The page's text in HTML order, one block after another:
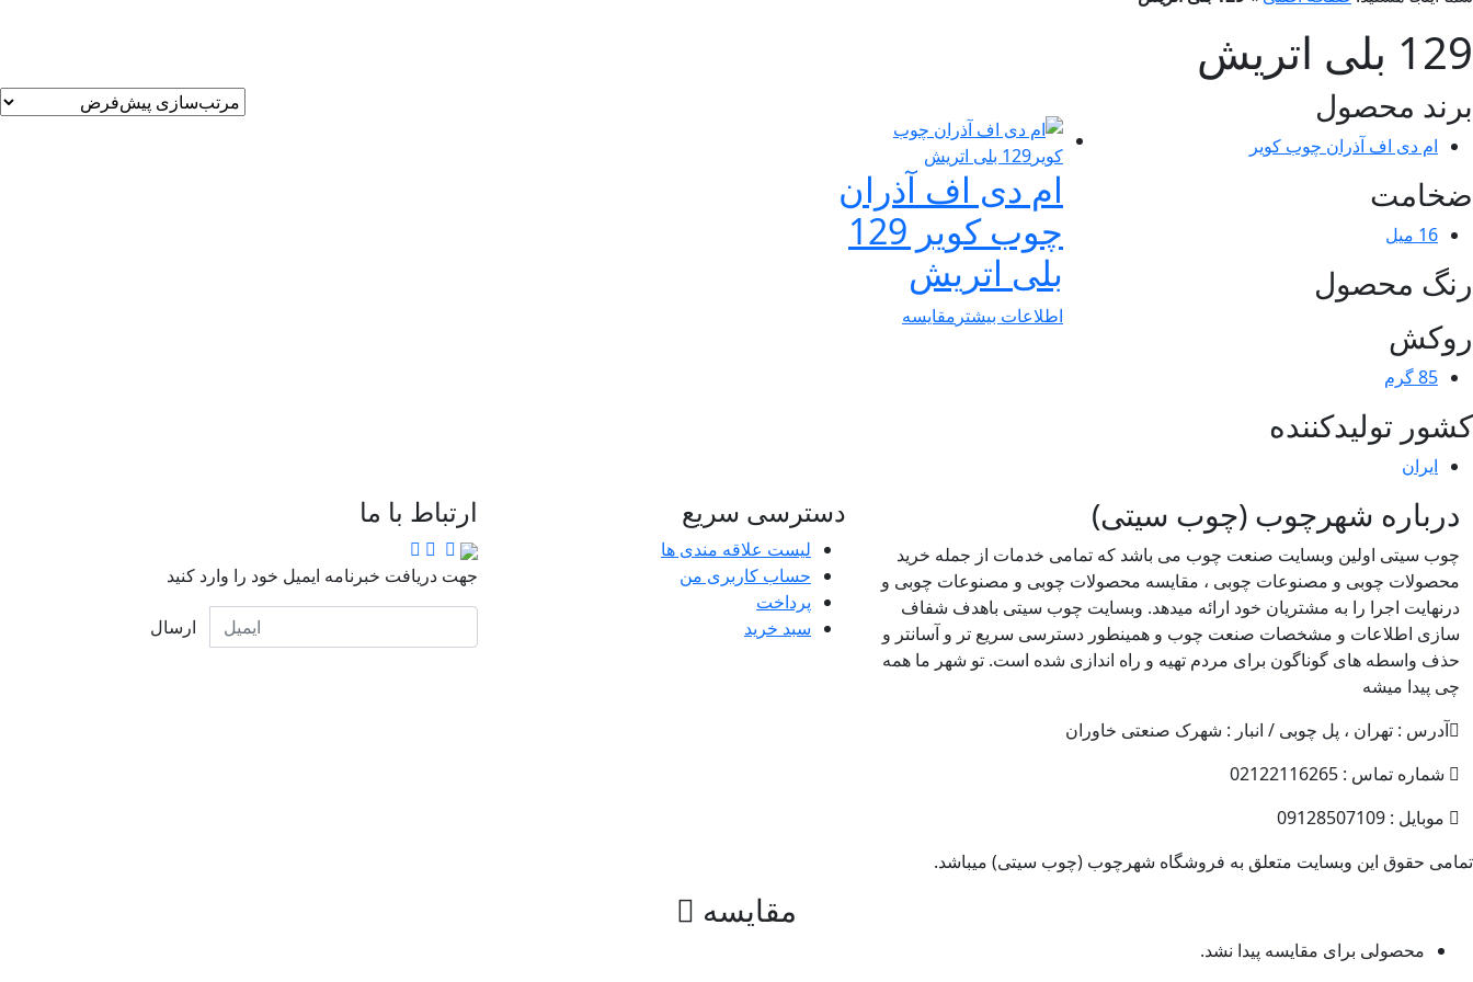
129 بلی اتریش
برند محصول
ام دی اف آذران چوب کویر
ضخامت
16 میل
رنگ محصول
روکش
85 گرم
کشور تولیدکننده
ایران
ام دی اف آذران
چوب کویر 129
بلی اتریش
اطلاعات بیشتر مقایسه
درباره شهرچوب (چوب سیتی)
چوب سیتی اولین وبسایت صنعت چوب می باشد که تمامی خدمات از جمله خرید
محصولات چوبی و مصنوعات چوبی ، مقایسه محصولات چوبی و مصنوعات چوبی و
درنهایت اجرا را به مشتریان خود ارائه میدهد. وبسایت چوب سیتی باهدف شفاف
سازی اطلاعات و مشخصات صنعت چوب و همینطور دسترسی سریع تر و آسانتر و
حذف واسطه های گوناگون برای مردم تهیه و راه اندازی شده است. تو شهر ما همه
چی پیدا میشه
آدرس : تهران ، پل چوبی / انبار : شهرک صنعتی خاوران
شماره تماس : 02122116265
موبایل : 09128507109
دسترسی سریع
لیست علاقه مندی ها
حساب کاربری من
پرداخت
سبد خرید
ارتباط با ما
جهت دریافت خبرنامه ایمیل خود را وارد کنید
ارسال
تمامی حقوق این وبسایت متعلق به فروشگاه شهرچوب (چوب سیتی) میباشد.
مقایسه
محصولی برای مقایسه پیدا نشد.